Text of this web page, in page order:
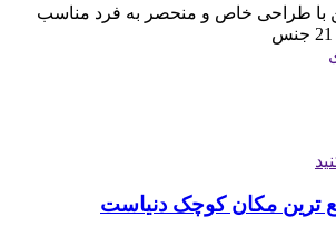
با طراحی خاص و منحصر به فرد مناسب
ترین مکان کوچک دنیاست